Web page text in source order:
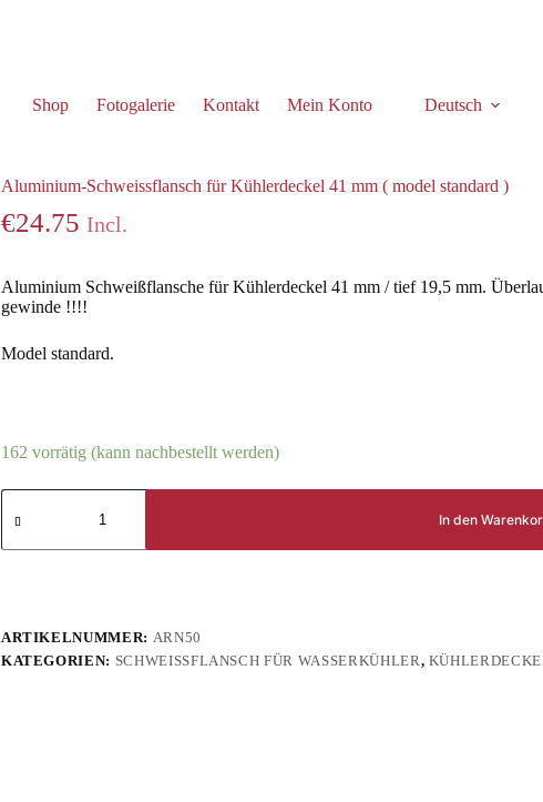
Shop Fotogalerie Kontakt Mein Konto
Deutsch
Aluminium-Schweissflansch für Kühlerdeckel 41 mm ( model standard )
€24.75 Incl.
Aluminium Schweißflansche für Kühlerdeckel 41 mm / tief 19,5 mm.
gewinde !!!!
Model standard.
162 vorrätig (kann nachbestellt werden)
In den
ARTIKELNUMMER: ARN50
KATEGORIEN: SCHWEISSFLANSCH FÜR WASSERKÜHLER ,